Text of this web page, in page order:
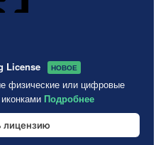
License НОВОЕ
физические или цифровые
Подробнее
лицензию